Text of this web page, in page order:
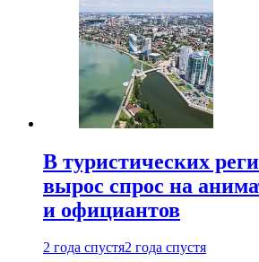
В туристических
вырос спрос на
и официантов
2 года спустя2 года спустя